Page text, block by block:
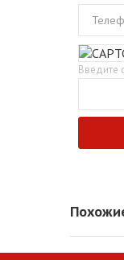
Введите